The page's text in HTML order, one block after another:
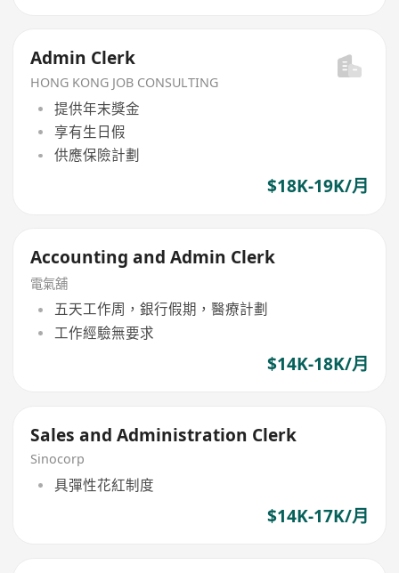
Admin Clerk
HONG KONG JOB CONSULTING
提供年末獎金
享有生日假
供應保險計劃
$18K-19K/月
Accounting and Admin Clerk
電氣舖
五天工作周，銀行假期，醫療計劃
工作經驗無要求
$14K-18K/月
Sales and Administration Clerk
Sinocorp
具彈性花紅制度
$14K-17K/月